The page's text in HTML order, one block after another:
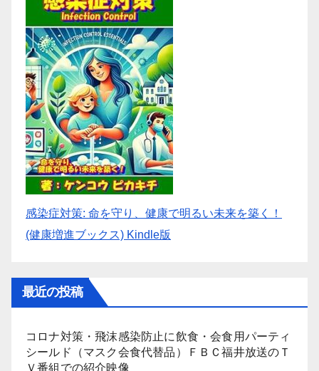
感染症対策: 命を守り、健康で明るい未来を築く！
(健康増進ブックス) Kindle版
最近の投稿
コロナ対策・飛沫感染防止に飲食・会食用パーティ
シールド（マスク会食代替品）ＦＢＣ福井放送のＴ
Ｖ番組での紹介映像